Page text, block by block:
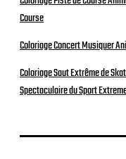
Course
Coloriage Concert Musiquer
Coloriage Saut Extrême de
Spectaculaire du Sport